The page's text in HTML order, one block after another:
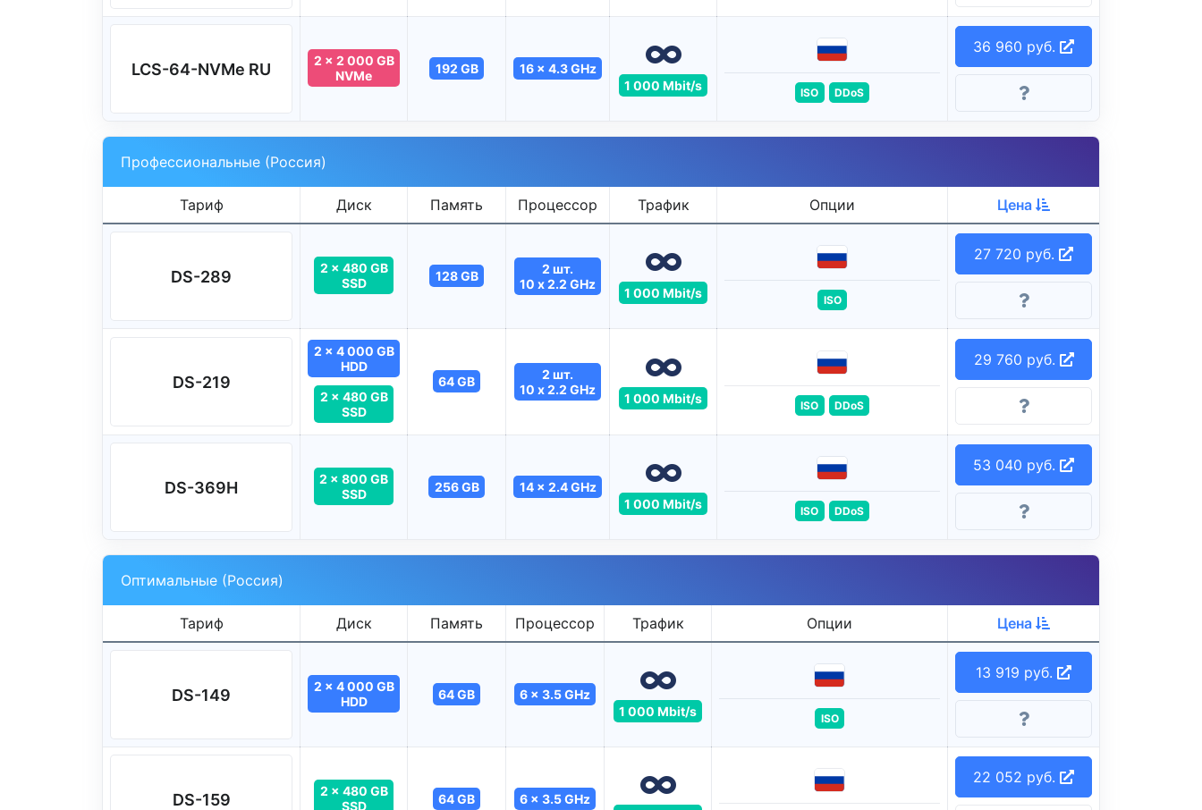
LCS-64-NVMe RU
2 x 2 000 GB
NVMe
192 GB
16 x 4.3 GHz
1 000 Mbit/s
ISO DDoS
36 960 руб.
Профессиональные (Россия)
Тариф Диск Память Процессор Трафик Опции Цена
DS-289
2 x 480 GB
SSD
128 GB
2 шт.
10 x 2.2 GHz
1 000 Mbit/s ISO
27 720 руб.
DS-219
2 x 4 000 GB
HDD
2 x 480 GB
SSD
64 GB
2 шт.
10 x 2.2 GHz
1 000 Mbit/s ISO DDoS
29 760 руб.
DS-369H
2 x 800 GB
SSD
256 GB
14 x 2.4 GHz
1 000 Mbit/s
ISO DDoS
53 040 руб.
Оптимальные (Россия)
Тариф Диск Память Процессор Трафик Опции Цена
DS-149
2 x 4 000 GB
HDD
64 GB
6 x 3.5 GHz
1 000 Mbit/s
ISO
13 919 руб.
DS-159
2 x 480 GB
SSD
64 GB
6 x 3.5 GHz
22 052 руб.